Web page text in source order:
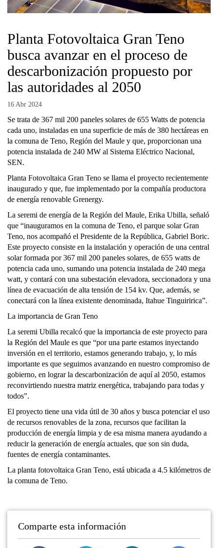
Planta Fotovoltaica Gran Teno
busca avanzar en el proceso de
descarbonización propuesto por
las autoridades al 2050
16 Abr 2024
Se trata de 367 mil 200 paneles solares de 655 Watts de potencia
cada uno, instaladas en una superficie de más de 380 hectáreas en
la comuna de Teno, Región del Maule y que, proporcionan una
potencia instalada de 240 MW al Sistema Eléctrico Nacional,
SEN.
Planta Fotovoltaica Gran Teno se llama el proyecto recientemente
inaugurado y que, fue implementado por la compañía productora
de energía renovable Grenergy.
La seremi de energía de la Región del Maule, Erika Ubilla, señaló
que “inauguramos en la comuna de Teno, el parque solar Gran
Teno, nos acompañó el Presidente de la República, Gabriel Boric.
Este proyecto consiste en la instalación y operación de una central
solar formada por 367 mil 200 paneles solares, de 655 watts de
potencia cada uno, sumando una potencia instalada de 240 mega
watt, y contará con una subestación elevadora, seccionadora y una
línea de evacuación de alta tensión de 154 kv. Que, además, se
conectará con la línea existente denominada, Itahue Tinguiririca”.
La importancia de Gran Teno
La seremi Ubilla recalcó que la importancia de este proyecto para
la Región del Maule es que “por una parte estamos inyectando
inversión en el territorio, estamos generando trabajo, y, lo más
importante es que seguimos avanzando en nuestro compromiso de
gobierno, en lograr la descarbonización de aquí al 2050, estamos
reconvirtiendo nuestra matriz energética, trabajando para todas y
todos”.
El proyecto tiene una vida útil de 30 años y busca potenciar el uso
de recursos renovables de la zona, recursos que facilitan la
producción de energía limpia y de esa misma manera ayudando a
reducir la generación de energía actuales, que son sin duda,
fuentes de energía contaminantes.
La planta fotovoltaica Gran Teno, está ubicada a 4.5 kilómetros de
la comuna de Teno.
Comparte esta información